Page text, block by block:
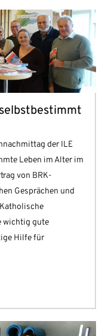
der ILE
Leben im Alter im
von BRK-
Gesprächen und
wichtig gute
Hilfe für